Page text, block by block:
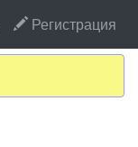
Регистрация